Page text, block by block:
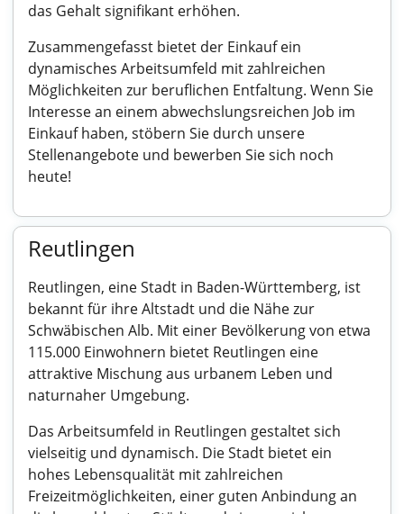
das Gehalt signifikant erhöhen.
Zusammengefasst bietet der Einkauf ein
dynamisches Arbeitsumfeld mit zahlreichen
Möglichkeiten zur beruflichen Entfaltung. Wenn Sie
Interesse an einem abwechslungsreichen Job im
Einkauf haben, stöbern Sie durch unsere
Stellenangebote und bewerben Sie sich noch
heute!
Reutlingen
Reutlingen, eine Stadt in Baden-Württemberg, ist
bekannt für ihre Altstadt und die Nähe zur
Schwäbischen Alb. Mit einer Bevölkerung von etwa
115.000 Einwohnern bietet Reutlingen eine
attraktive Mischung aus urbanem Leben und
naturnaher Umgebung.
Das Arbeitsumfeld in Reutlingen gestaltet sich
vielseitig und dynamisch. Die Stadt bietet ein
hohes Lebensqualität mit zahlreichen
Freizeitmöglichkeiten, einer guten Anbindung an